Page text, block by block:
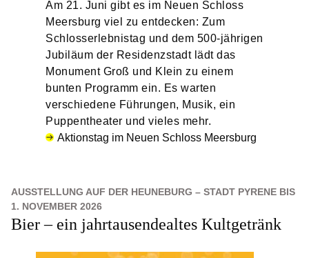
Am 21. Juni gibt es im Neuen Schloss
Meersburg viel zu entdecken: Zum
Schlosserlebnistag und dem 500-jährigen
Jubiläum der Residenzstadt lädt das
Monument Groß und Klein zu einem
bunten Programm ein. Es warten
verschiedene Führungen, Musik, ein
Puppentheater und vieles mehr.
Aktionstag im Neuen Schloss Meersburg
AUSSTELLUNG AUF DER HEUNEBURG – STADT PYRENE BIS
1. NOVEMBER 2026
Bier – ein jahrtausendealtes Kultgetränk